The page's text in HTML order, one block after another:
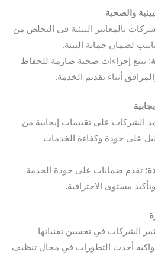
والصحية
بالمعايير البيئية في التخلص من
لضمان حماية البيئة.
: تتبع إجراءات صحية صارمة للحفاظ
أثناء تقديم الخدمة.
الشركات على تقييمات إيجابية من
على جودة وكفاءة الخدمات
: تقدم ضمانات على جودة الخدمة
مستوى الاحترافية.
الشركات في تحسين تقنياتها
أحدث التطورات في مجال تنظيف